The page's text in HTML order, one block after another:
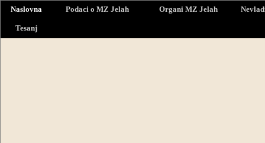
Naslovna Podaci o MZ Jelah Organi MZ Jelah
Tesanj